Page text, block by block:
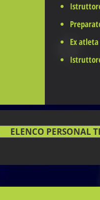
Ex
ELENCO PERSONAL